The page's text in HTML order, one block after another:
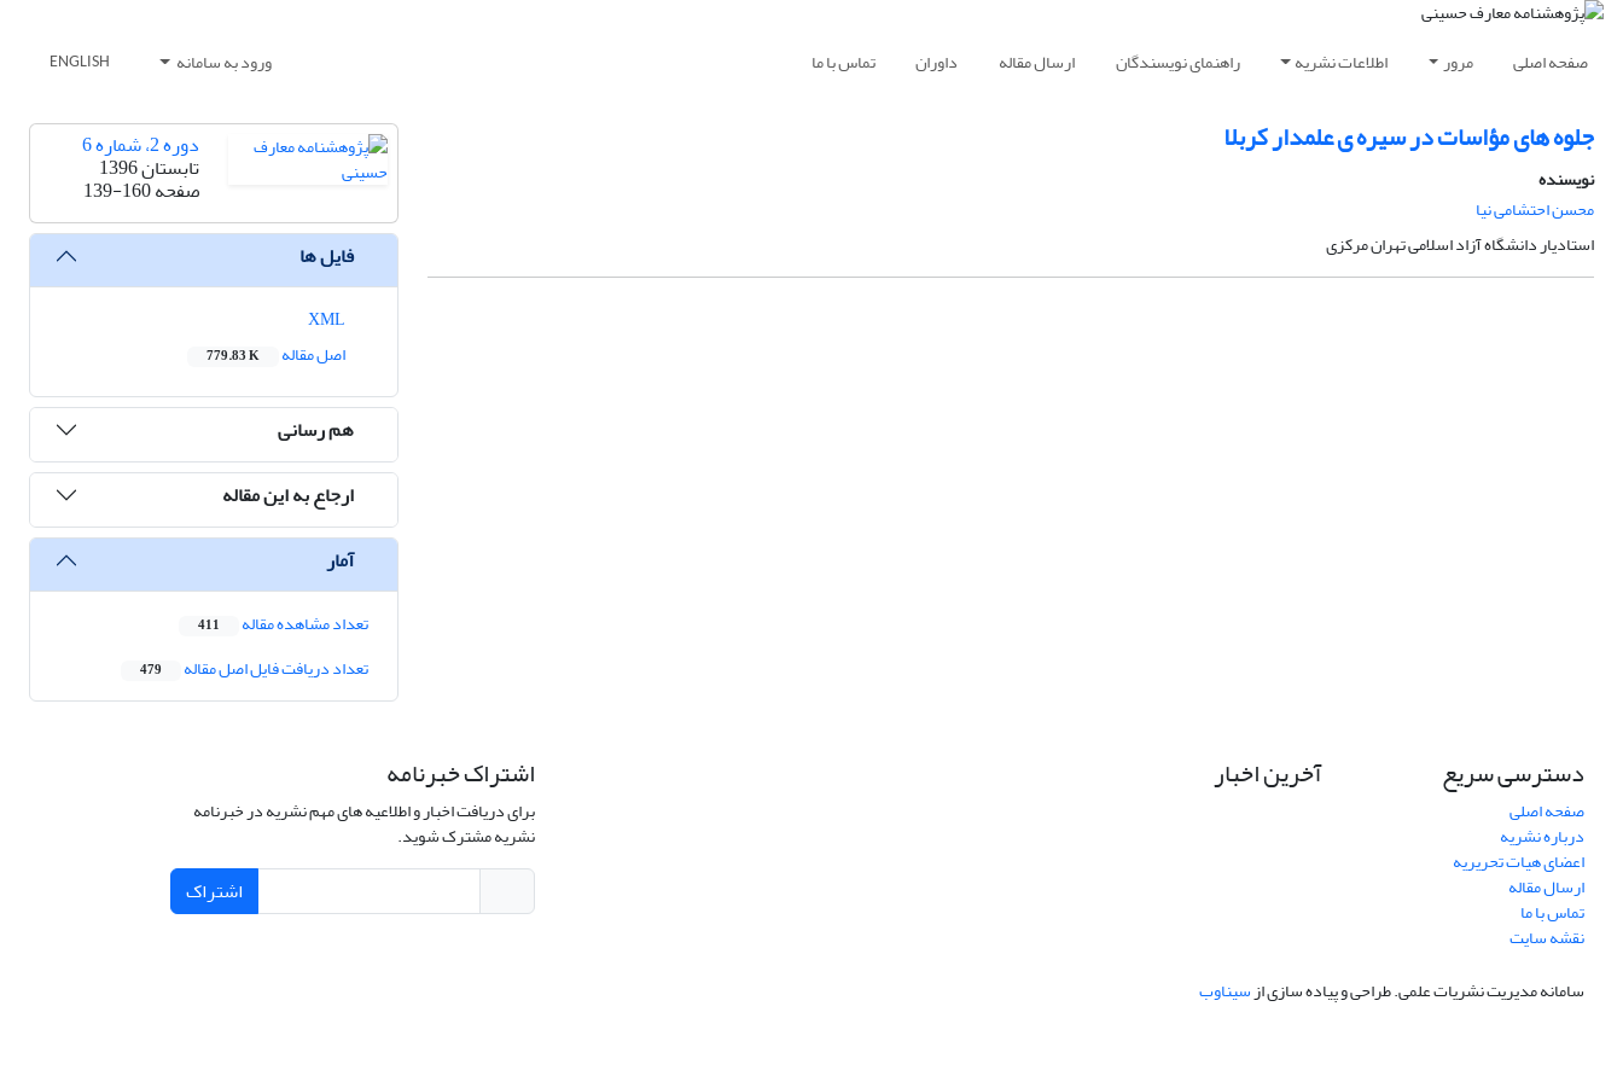
صفحه اصلی مرور اطلاعات نشریه راهنمای نویسندگان ارسال مقاله داوران تماس با ما ورود به سامانه ENGLISH
جلوه های مؤاسات در سیره ی علمدار کربلا
نویسنده
محسن احتشامی نیا
استادیار دانشگاه آزاد اسلامی تهران مرکزی
دوره 2، شماره 6
تابستان 1396
صفحه139-160
فایل ها
اصل مقاله
779.83 K
هم رسانی
ارجاع به این مقاله
آمار
تعداد مشاهده مقاله 411
تعداد دریافت فایل اصل مقاله 479
دسترسی سریع
صفحه اصلی
درباره نشریه
اعضای هیات تحریریه
ارسال مقاله
تماس با ما
نقشه سایت
آخرین اخبار اشتراک خبرنامه
برای دریافت اخبار و اطلاعیه های مهم نشریه در خبرنامه
نشریه مشترک شوید.
اشتراک
سامانه مدیریت نشریات علمی.طراحی و پیاده سازی ازسیناوب